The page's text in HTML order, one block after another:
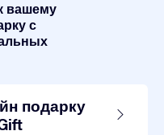
вашему
с
подарку